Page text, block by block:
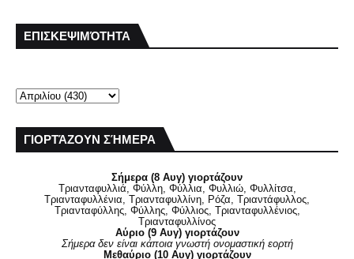
ΕΠΙΣΚΕΨΙΜΌΤΗΤΑ
ΓΙΟΡΤΆΖΟΥΝ ΣΉΜΕΡΑ
Σήμερα (8 Αυγ) γιορτάζουν
Τριανταφυλλιά, Φύλλη, Φύλλια, Φυλλιώ, Φυλλίτσα,
Τριανταφυλλένια, Τριανταφυλλίνη, Ρόζα, Τριαντάφυλλος,
Τριανταφύλλης, Φύλλης, Φύλλιος, Τριανταφυλλένιος,
Τριανταφυλλίνος
Αύριο (9 Αυγ) γιορτάζουν
Σήμερα δεν είναι κάποια γνωστή ονομαστική εορτή
Μεθαύριο (10 Αυγ) γιορτάζουν